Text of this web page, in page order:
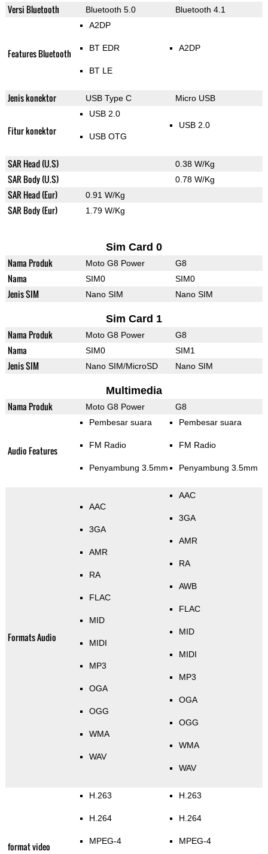
Versi Bluetooth Bluetooth 5.0 Bluetooth 4.1
Features Bluetooth
A2DP
BT EDR
BT LE
A2DP
Jenis konektor USB Type C Micro USB
Fitur konektor
USB 2.0
USB OTG
USB 2.0
SAR Head (U.S) 0.38 W/Kg
SAR Body (U.S) 0.78 W/Kg
SAR Head (Eur) 0.91 W/Kg
SAR Body (Eur) 1.79 W/Kg
Sim Card 0
Nama Produk Moto G8 Power G8
Nama SIM0 SIM0
Jenis SIM Nano SIM Nano SIM
Sim Card 1
Nama Produk Moto G8 Power G8
Nama SIM0 SIM1
Jenis SIM Nano SIM/MicroSD Nano SIM
Multimedia
Nama Produk Moto G8 Power G8
Audio Features
Pembesar suara
FM Radio
Penyambung 3.5mm
Pembesar suara
FM Radio
Penyambung 3.5mm
Formats Audio
AAC
3GA
AMR
RA
FLAC
MID
MIDI
MP3
OGA
OGG
WMA
WAV
AAC
3GA
AMR
RA
AWB
FLAC
MID
MIDI
MP3
OGA
OGG
WMA
WAV
format video
H.263
H.264
MPEG-4
H.263
H.264
MPEG-4